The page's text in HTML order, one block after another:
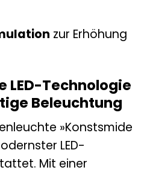
zur Erhöhung
LED-Technologie
Beleuchtung
»Konstsmide
LED-
Mit einer